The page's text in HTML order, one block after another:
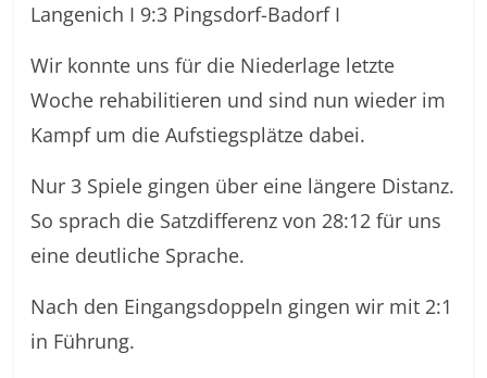
Langenich I 9:3 Pingsdorf-Badorf I
Wir konnte uns für die Niederlage letzte
Woche rehabilitieren und sind nun wieder im
Kampf um die Aufstiegsplätze dabei.
Nur 3 Spiele gingen über eine längere Distanz.
So sprach die Satzdifferenz von 28:12 für uns
eine deutliche Sprache.
Nach den Eingangsdoppeln gingen wir mit 2:1
in Führung.